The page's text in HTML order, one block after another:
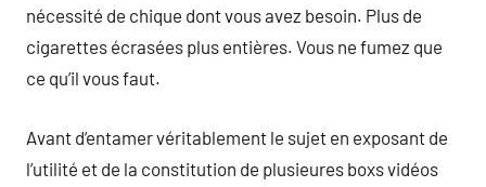
nécessité de chique dont vous avez besoin. Plus de
cigarettes écrasées plus entières. Vous ne fumez que
ce qu’il vous faut.
Avant d’entamer véritablement le sujet en exposant de
l’utilité et de la constitution de plusieures boxs vidéos